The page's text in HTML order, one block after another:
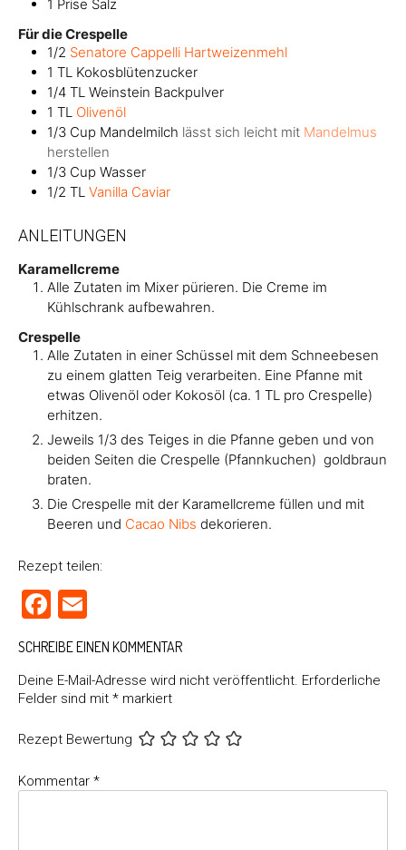
1 Prise Salz
Für die Crespelle
1/2 Senatore Cappelli Hartweizenmehl
1 TL Kokosblütenzucker
1/4 TL Weinstein Backpulver
1 TL Olivenöl
1/3 Cup Mandelmilch lässt sich leicht mit Mandelmus
herstellen
1/3 Cup Wasser
1/2 TL Vanilla Caviar
ANLEITUNGEN
Karamellcreme
Alle Zutaten im Mixer pürieren. Die Creme im
Kühlschrank aufbewahren.
Crespelle
Alle Zutaten in einer Schüssel mit dem Schneebesen
zu einem glatten Teig verarbeiten. Eine Pfanne mit
etwas Olivenöl oder Kokosöl (ca. 1 TL pro Crespelle)
erhitzen.
Jeweils 1/3 des Teiges in die Pfanne geben und von
beiden Seiten die Crespelle (Pfannkuchen) goldbraun
braten.
Die Crespelle mit der Karamellcreme füllen und mit
Beeren und Cacao Nibs dekorieren.
Rezept teilen:
Facebook
SCHREIBE EINEN KOMMENTAR
Deine E-Mail-Adresse wird nicht veröffentlicht. Erforderliche
Felder sind mit * markiert
Rezept Bewertung
Kommentar *